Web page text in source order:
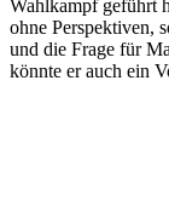
Wahlkampf geführt
ohne Perspektiven,
und die Frage für
könnte er auch ein